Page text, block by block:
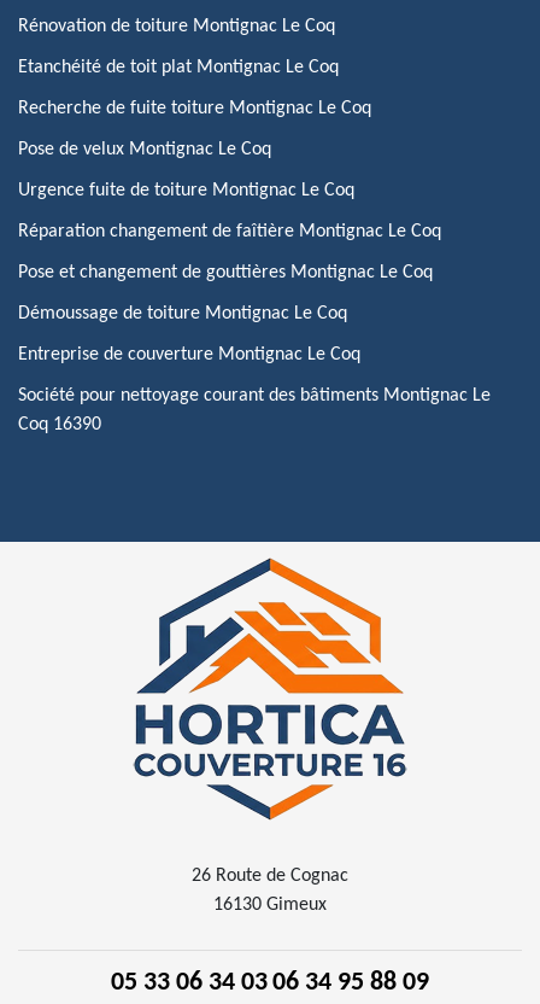
Rénovation de toiture Montignac Le Coq
Etanchéité de toit plat Montignac Le Coq
Recherche de fuite toiture Montignac Le Coq
Pose de velux Montignac Le Coq
Urgence fuite de toiture Montignac Le Coq
Réparation changement de faîtière Montignac Le Coq
Pose et changement de gouttières Montignac Le Coq
Démoussage de toiture Montignac Le Coq
Entreprise de couverture Montignac Le Coq
Société pour nettoyage courant des bâtiments Montignac Le
Coq 16390
26 Route de Cognac
16130 Gimeux
05 33 06 34 0306 34 95 88 09